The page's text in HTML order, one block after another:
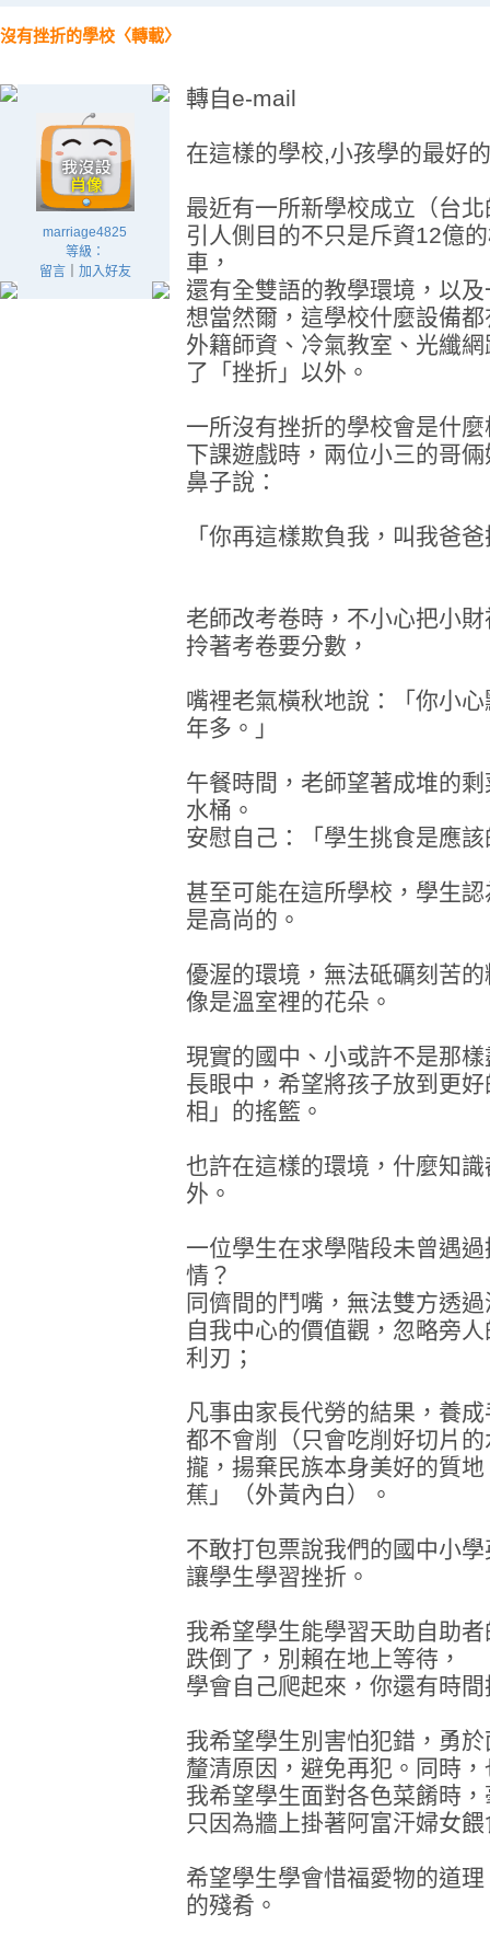
沒有挫折的學校〈轉載〉
marriage4825
等級：
留言｜ 加入好友
轉自e-mail
在這樣的學校,小孩學的最好
最近有一所新學校成立（台
引人側目的不只是斥資12億
車，
還有全雙語的教學環境，以
想當然爾，這學校什麼設備都
外籍師資、冷氣教室、光纖
了「挫折」以外。
一所沒有挫折的學校會是什
下課遊戲時，兩位小三的哥
鼻子說：
「你再這樣欺負我，叫我爸
老師改考卷時，不小心把小
拎著考卷要分數，
嘴裡老氣橫秋地說：「你小
年多。」
午餐時間，老師望著成堆的
水桶。
安慰自己：「學生挑食是應
甚至可能在這所學校，學生
是高尚的。
優渥的環境，無法砥礪刻苦
像是溫室裡的花朵。
現實的國中、小或許不是那
長眼中，希望將孩子放到更
相」的搖籃。
也許在這樣的環境，什麼知
外。
一位學生在求學階段未曾遇
情？
同儕間的鬥嘴，無法雙方透
自我中心的價值觀，忽略旁
利刃；
凡事由家長代勞的結果，養
都不會削（只會吃削好切片
攏，揚棄民族本身美好的質
蕉」（外黃內白）。
不敢打包票說我們的國中小
讓學生學習挫折。
我希望學生能學習天助自助
跌倒了，別賴在地上等待，
學會自己爬起來，你還有時
我希望學生別害怕犯錯，勇
釐清原因，避免再犯。同時
我希望學生面對各色菜餚時
只因為牆上掛著阿富汗婦女
希望學生學會惜福愛物的道
的殘肴。